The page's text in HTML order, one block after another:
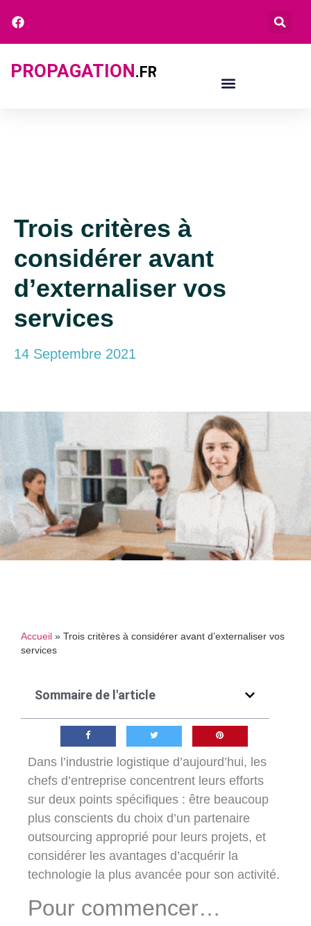
PROPAGATION.FR
Trois critères à
considérer avant
d’externaliser vos
services
14 Septembre 2021
Accueil » Trois critères à considérer avant d’externaliser vos
services
Sommaire de l'article
Dans l’industrie logistique d’aujourd’hui, les
chefs d’entreprise concentrent leurs efforts
sur deux points spécifiques : être beaucoup
plus conscients du choix d’un partenaire
outsourcing approprié pour leurs projets, et
considérer les avantages d’acquérir la
technologie la plus avancée pour son activité.
Pour commencer…